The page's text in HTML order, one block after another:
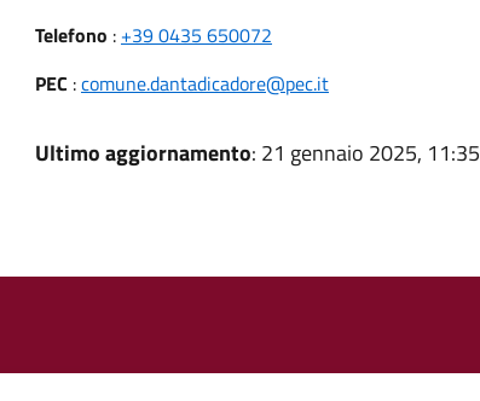
Telefono : +39 0435 650072
PEC :comune.dantadicadore@pec.it
Ultimo aggiornamento: 21 gennaio 2025, 11:35